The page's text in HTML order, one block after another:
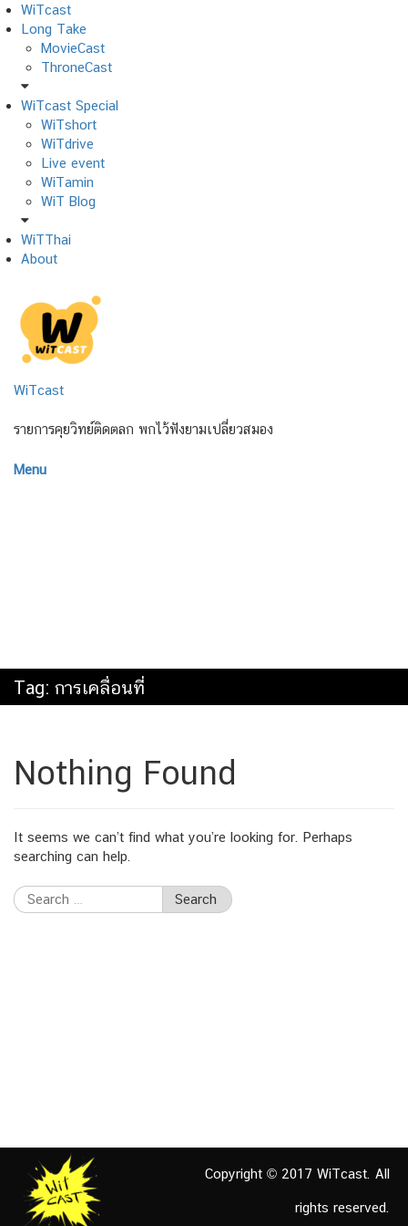
Skip
to
content
WiTcast
Long Take
MovieCast
ThroneCast
WiTcast Special
WiTshort
WiTdrive
Live event
WiTamin
WiT Blog
WiTThai
About
WiTcast
รายการคุยวิทย์ติดตลก พกไว้ฟังยามเปลี่ยวสมอง
Menu
Tag: การเคลื่อนที่
Nothing Found
It seems we can’t find what you’re looking for. Perhaps
searching can help.
Search
for:
Copyright © 2017 WiTcast. All
rights reserved.